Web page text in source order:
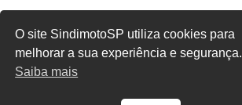
O site SindimotoSP utiliza cookies para
melhorar a sua experiência e segurança.
Saiba mais